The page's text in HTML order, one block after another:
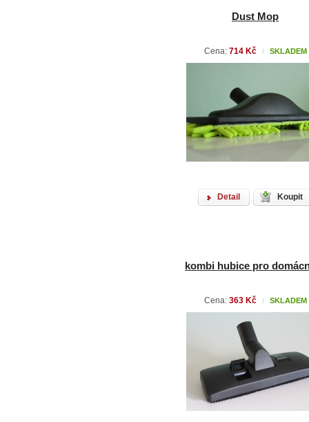
Dust Mop
Cena: 714 Kč / SKLADEM
Detail Koupit
kombi hubice pro
Cena: 363 Kč / SKLADEM